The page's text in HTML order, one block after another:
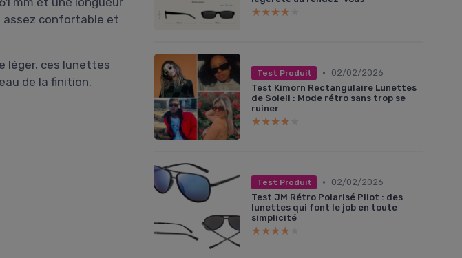
assez confortable et
léger, ces lunettes
de la finition.
★★★★★
★★★★★
Test Produit •
02/02/2026
Test Kimorn Rectangulaire Lunettes
de Soleil : Mode rétro sans trop se
ruiner
★★★★★
★★★★★
Test Produit •
02/02/2026
Test JM Rétro Polarisé Pilot : des
lunettes qui font le job en toute
simplicité
★★★★★
★★★★★